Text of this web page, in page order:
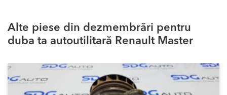
Alte piese din dezmembrări pentru
duba ta autoutilitară Renault Master